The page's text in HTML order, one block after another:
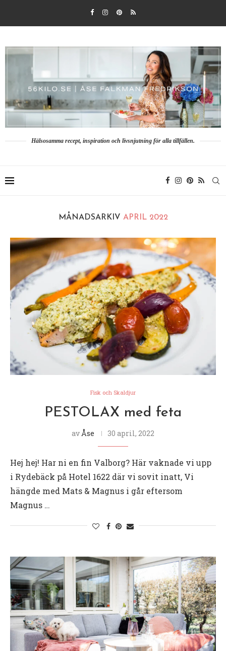
Hälsosamma recept, inspiration och livsnjutning för alla tillfällen.
MÅNADSARKIV APRIL 2022
Fisk och Skaldjur
PESTOLAX med feta
av Åse 30 april, 2022
Hej hej! Har ni en fin Valborg? Här vaknade vi upp
i Rydebäck på Hotel 1622 där vi sovit inatt, Vi
hängde med Mats & Magnus i går eftersom
Magnus …